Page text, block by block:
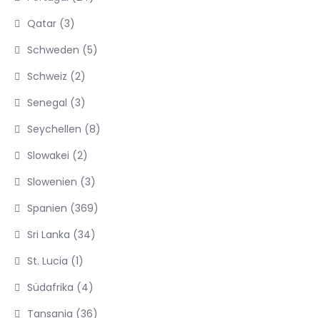
Qatar (3)
Schweden (5)
Schweiz (2)
Senegal (3)
Seychellen (8)
Slowakei (2)
Slowenien (3)
Spanien (369)
Sri Lanka (34)
St. Lucia (1)
Südafrika (4)
Tansania (36)